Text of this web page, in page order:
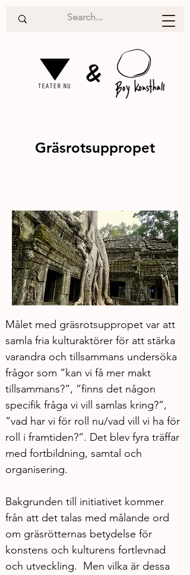
&
Gräsrotsuppropet
Målet med gräsrotsuppropet var att
samla fria kulturaktörer för att stärka
varandra och tillsammans undersöka
frågor som ”kan vi få mer makt
tillsammans?”, ”finns det någon
specifik fråga vi vill samlas kring?”,
”vad har vi för roll nu/vad vill vi ha för
roll i framtiden?”. Det blev fyra träffar
med fortbildning, samtal och
organisering.
Bakgrunden till initiativet kommer
från att det talas med målande ord
om gräsrötternas betydelse för
konstens och kulturens fortlevnad
och utveckling.  Men vilka är dessa